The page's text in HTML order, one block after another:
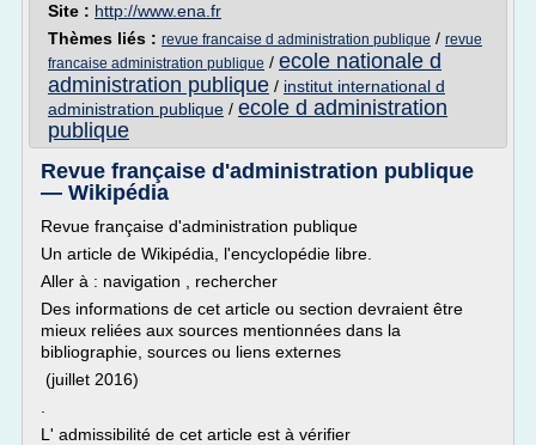
Site : http://www.ena.fr
Thèmes liés : revue francaise d administration publique / revue
francaise administration publique / ecole nationale d
administration publique / institut international d
administration publique / ecole d administration
publique
Revue française d'administration publique
— Wikipédia
Revue française d'administration publique
Un article de Wikipédia, l'encyclopédie libre.
Aller à : navigation , rechercher
Des informations de cet article ou section devraient être
mieux reliées aux sources mentionnées dans la
bibliographie, sources ou liens externes
(juillet 2016)
L' admissibilité de cet article est à vérifier